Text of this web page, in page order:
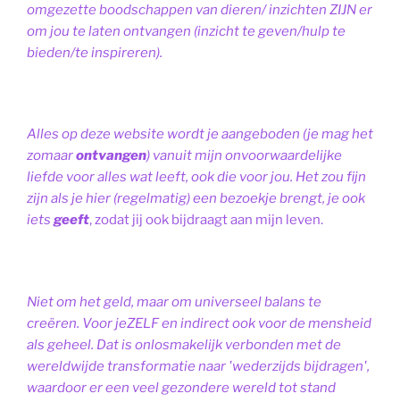
omgezette boodschappen van dieren/ inzichten ZIJN er
om jou te laten ontvangen (inzicht te geven/hulp te
bieden/te inspireren).
Alles op deze website wordt je aangeboden (je mag het
zomaarontvangen) vanuit mijn onvoorwaardelijke
liefde voor alles wat leeft, ook die voor jou. Het zou fijn
zijn als je hier (regelmatig) een bezoekje brengt, je ook
iets geeft, zodat jij ook bijdraagt aan mijn leven.
Niet om het geld, maar om universeel balans te
creëren. Voor jeZELF en indirect ook voor de mensheid
als geheel. Dat is onlosmakelijk verbonden met de
wereldwijde transformatie naar 'wederzijds bijdragen',
waardoor er een veel gezondere wereld tot stand